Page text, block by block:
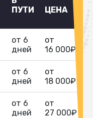
ПУТИ
ЦЕНА
от 6
дней
от
16 000₽
от 6
дней
от
18 000₽
от 6
дней
от
27 000₽